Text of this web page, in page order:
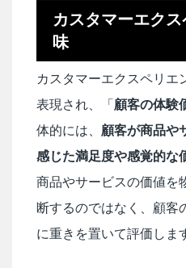
カスタマーエク
味
カスタマーエクスペリエ
表現され、「 顧客の体験
体的には、 顧客が商品や
感じた満足度や感覚的な
商品やサービスの価値を
断するのではなく、顧客
に重きを置いて評価しま